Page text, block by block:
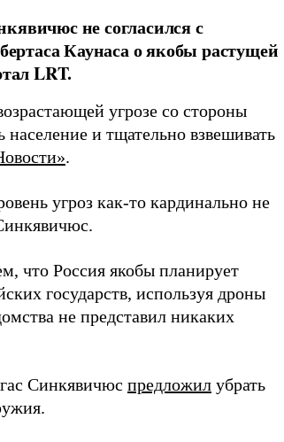
не согласился с
Каунаса о якобы растущей
LRT.
угрозе со стороны
население и тщательно взвешивать
.
угроз как-то кардинально не
что Россия якобы планирует
государств, используя дроны
не представил никаких
Синкявичюс предложил убрать